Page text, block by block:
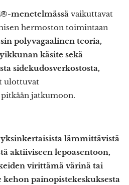
menetelmässä vaikuttavat
hermoston toimintaan
polyvagaalinen teoria,
käsite sekä
sidekudosverkostosta,
ulottuvat
pitkään jatkumoon.
lämmittävistä
aktiiviseen lepoasentoon,
virittämä värinä tai
painopistekeskuksesta